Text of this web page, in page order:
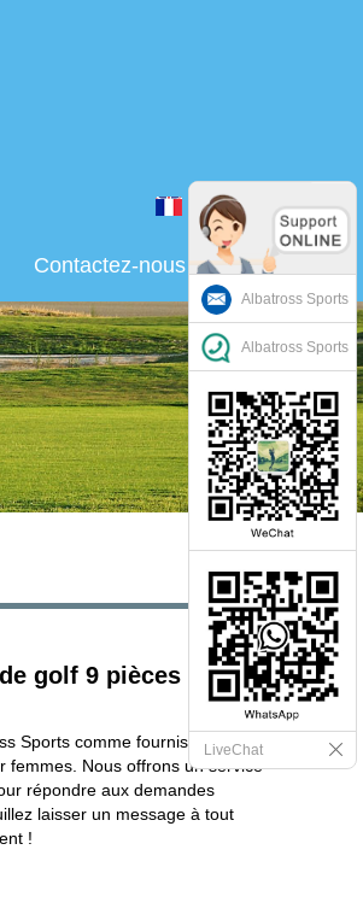
Français
Contactez-nous
golf 9 pièces pour
Sports comme fournisseur
femmes. Nous offrons un service
répondre aux demandes
laisser un message à tout
!
Albatross Sports
Albatross Sports
LiveChat